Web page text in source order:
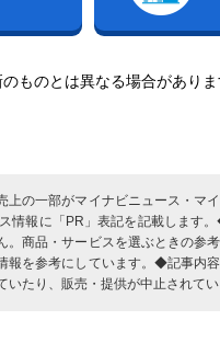
ものとは異なる場合がありま
の一部がマイナビニュース・マ
情報に「PR」表記を記載します
。商品・サービスを選ぶときの参
報を参考にしています。◆記事内
たり、販売・提供が中止されてい